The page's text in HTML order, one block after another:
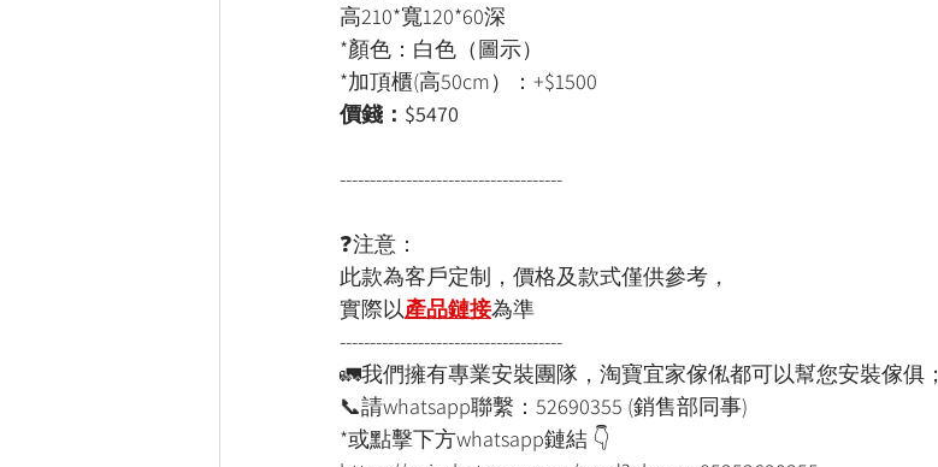
高210*寬120*60深
*顏色：白色（圖示）
*加頂櫃(高50cm）：+$1500
價錢：$5470
-------------------------------------
❓注意：
此款為客戶定制，價格及款式僅供參考，
實際以產品鏈接為準
-------------------------------------
🚛我們擁有專業安裝團隊，淘寶宜家傢俬都可以幫您安裝傢俱；
📞請whatsapp聯繫：52690355 (銷售部同事)
*或點擊下方whatsapp鏈結 👇